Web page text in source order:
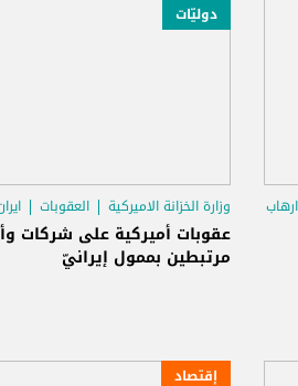
ارهاب
دوليّات
وزارة الخزانة الاميركية العقوبات
عقوبات أميركية على شركات
مرتبطين بممول إيرانيّ
إقتصاد